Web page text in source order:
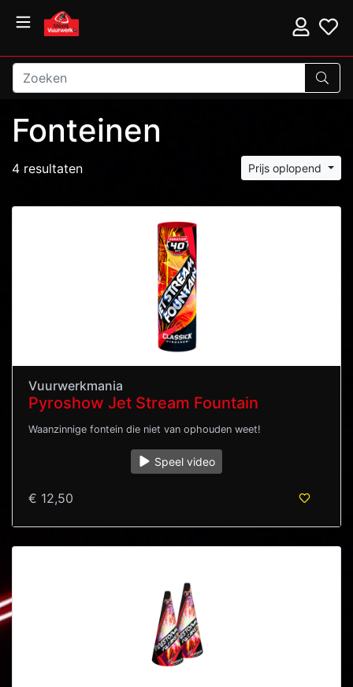
Fonteinen
4 resultaten Prijs oplopend
Vuurwerkmania
Pyroshow Jet Stream Fountain
Waanzinnige fontein die niet van ophouden weet!
Speel video
€ 12,50